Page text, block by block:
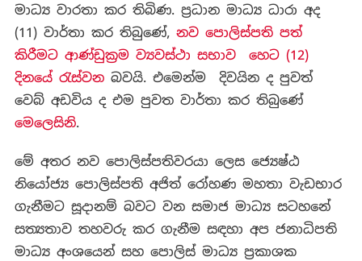
මාධ්‍ය වාරතා කර තිබිණ. ප්‍රධාන මාධ්‍ය ධාරා අද
(11) වාර්තා කර තිබුණේ, නව පොලිස්පති පත්
කිරීමට ආණ්ඩුක්‍රම ව්‍යවස්ථා සභාව හෙට (12)
දිනයේ රැස්වනබවයි. එමෙන්ම දිවයින ද පුවත්
වෙබ් අඩවිය ද එම පුවත වාර්තා කර තිබුණේ
මෙලෙසිනි.
මේ අතර නව පොලිස්පතිවරයා ලෙස ජ්‍යෙෂ්ඨ
නියෝජ්‍ය පොලිස්පති අජිත් රෝහණ මහතා වැඩභාර
ගැනීමට සූදානම් බවට වන සමාජ මාධ්‍ය සටහනේ
සත්‍යතාව තහවරු කර ගැනීම සඳහා අප ජනාධිපති
මාධ්‍ය අංශයෙන් සහ පොලිස් මාධ්‍ය ප්‍රකාශක